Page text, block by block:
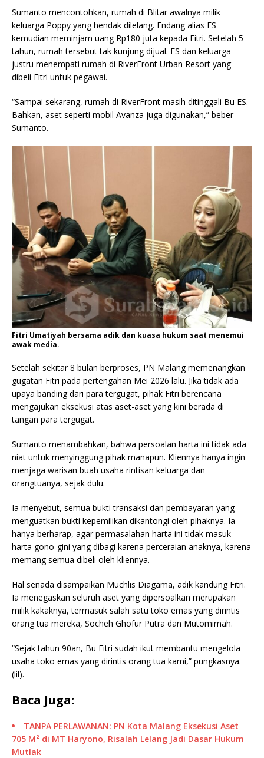
Sumanto mencontohkan, rumah di Blitar awalnya milik
keluarga Poppy yang hendak dilelang. Endang alias ES
kemudian meminjam uang Rp180 juta kepada Fitri. Setelah 5
tahun, rumah tersebut tak kunjung dijual. ES dan keluarga
justru menempati rumah di RiverFront Urban Resort yang
dibeli Fitri untuk pegawai.
“Sampai sekarang, rumah di RiverFront masih ditinggali Bu ES.
Bahkan, aset seperti mobil Avanza juga digunakan,” beber
Sumanto.
Fitri Umatiyah bersama adik dan kuasa hukum saat menemui
awak media.
Setelah sekitar 8 bulan berproses, PN Malang memenangkan
gugatan Fitri pada pertengahan Mei 2026 lalu. Jika tidak ada
upaya banding dari para tergugat, pihak Fitri berencana
mengajukan eksekusi atas aset-aset yang kini berada di
tangan para tergugat.
Sumanto menambahkan, bahwa persoalan harta ini tidak ada
niat untuk menyinggung pihak manapun. Kliennya hanya ingin
menjaga warisan buah usaha rintisan keluarga dan
orangtuanya, sejak dulu.
Ia menyebut, semua bukti transaksi dan pembayaran yang
menguatkan bukti kepemilikan dikantongi oleh pihaknya. Ia
hanya berharap, agar permasalahan harta ini tidak masuk
harta gono-gini yang dibagi karena perceraian anaknya, karena
memang semua dibeli oleh kliennya.
Hal senada disampaikan Muchlis Diagama, adik kandung Fitri.
Ia menegaskan seluruh aset yang dipersoalkan merupakan
milik kakaknya, termasuk salah satu toko emas yang dirintis
orang tua mereka, Socheh Ghofur Putra dan Mutomimah.
“Sejak tahun 90an, Bu Fitri sudah ikut membantu mengelola
usaha toko emas yang dirintis orang tua kami,” pungkasnya.
(lil).
Baca Juga:
TANPA PERLAWANAN: PN Kota Malang Eksekusi Aset
705 M² di MT Haryono, Risalah Lelang Jadi Dasar Hukum
Mutlak